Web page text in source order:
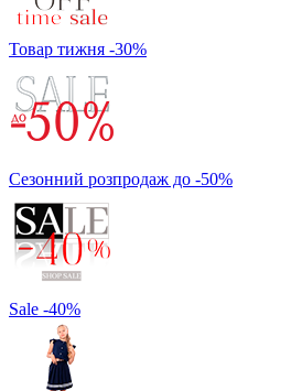
Товар тижня -30%
Сезонний розпродаж до -50%
Sale -40%